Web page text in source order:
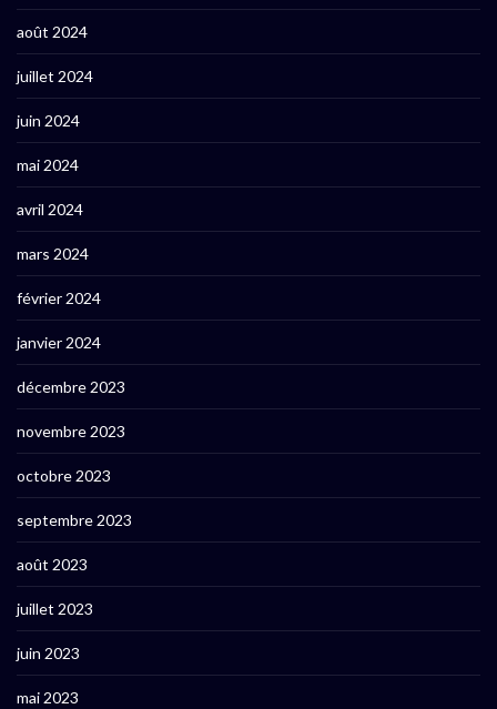
août 2024
juillet 2024
juin 2024
mai 2024
avril 2024
mars 2024
février 2024
janvier 2024
décembre 2023
novembre 2023
octobre 2023
septembre 2023
août 2023
juillet 2023
juin 2023
mai 2023